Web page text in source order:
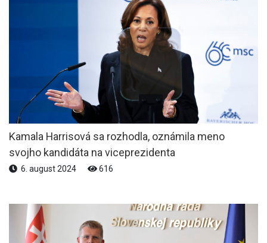
Kamala Harrisová sa rozhodla, oznámila meno
svojho kandidáta na viceprezidenta
6. august 2024 616